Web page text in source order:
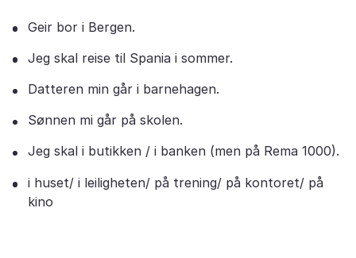
Geir bor i Bergen.
Jeg skal reise til Spania i sommer.
Datteren min går i barnehagen.
Sønnen mi går på skolen.
Jeg skal i butikken / i banken (men på Rema 1000).
i huset/ i leiligheten/ på trening/ på kontoret/ på
kino